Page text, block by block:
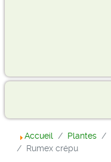
Accueil Plantes
Rumex crépu